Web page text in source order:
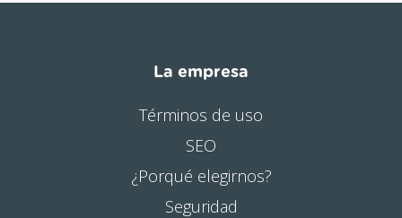
La empresa
Términos de uso
SEO
¿Porqué elegirnos?
Seguridad